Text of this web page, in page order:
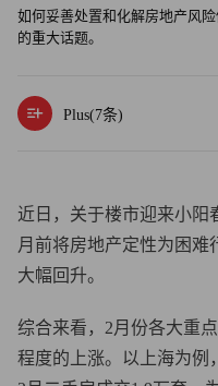
如何妥善处置和化解房地产风
的重大话题。
Plus(7条)
近日，关于楼市迎来小阳
月前将房地产定性为困难
大幅回升。
综合来看，2月份各大重
程度的上涨。以上海为例